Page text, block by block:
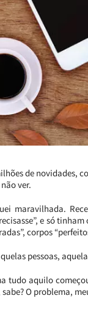
de novidades,
ver.
maravilhada.
e só
corpos
pessoas,
tudo aquilo
O problema,